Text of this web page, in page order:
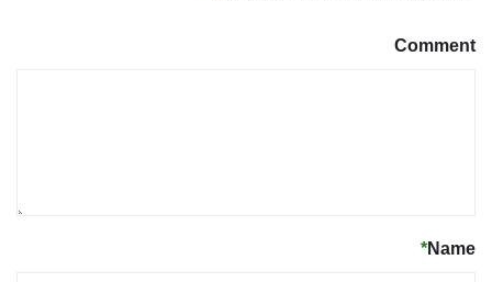
Comment
Name
*